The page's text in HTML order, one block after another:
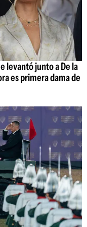
levantó junto a De la
es primera dama de